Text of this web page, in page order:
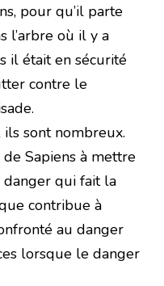
pour qu’il parte
l’arbre où il y a
il était en sécurité
contre le
ils sont nombreux.
de Sapiens à mettre
qui fait la
contribue à
au danger
lorsque le danger